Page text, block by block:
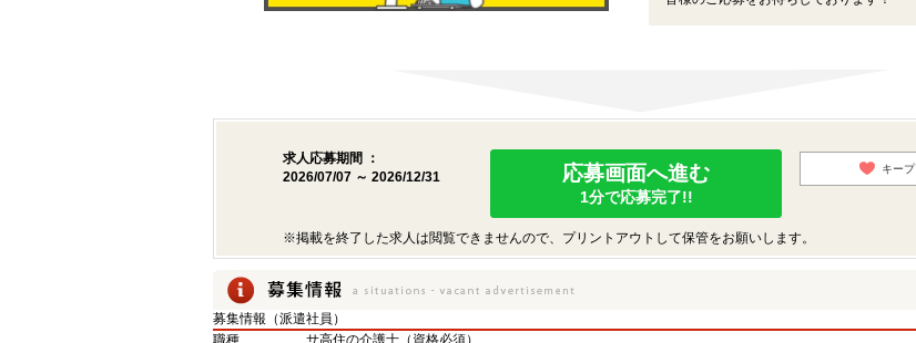
求人応募期間 ：
2026/07/07 ～ 2026/12/31
応募画面へ進む
1分で応募完了!!
キープ
※掲載を終了した求人は閲覧できませんので、プリントアウトして保管をお願いします。
募集情報（派遣社員）
職種
サ高住の介護士（資格必須）